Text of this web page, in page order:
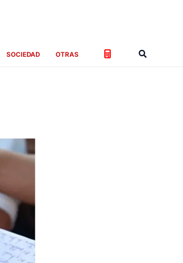
SOCIEDAD OTRAS Buscar